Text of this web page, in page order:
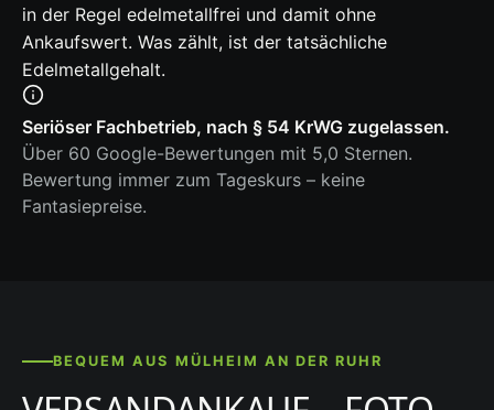
in der Regel edelmetallfrei und damit ohne
Ankaufswert. Was zählt, ist der tatsächliche
Edelmetallgehalt.
Seriöser Fachbetrieb, nach § 54 KrWG zugelassen.
Über 60 Google-Bewertungen mit 5,0 Sternen.
Bewertung immer zum Tageskurs – keine
Fantasiepreise.
BEQUEM AUS MÜLHEIM AN DER RUHR